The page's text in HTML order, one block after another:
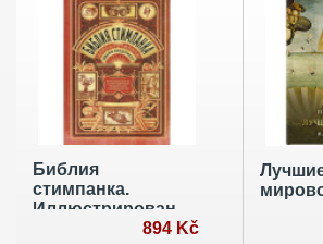
Библия
стимпанка.
Иллюстрированный
гид по мирам894 Kč